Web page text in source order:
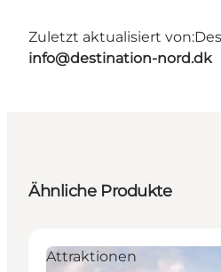
Zuletzt aktualisiert von:
info@destination-nord.dk
Ähnliche Produkte
Attraktionen